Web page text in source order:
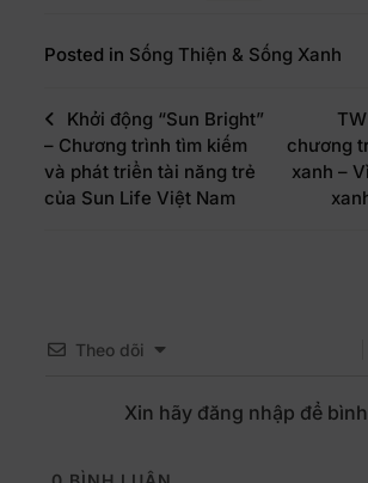
Posted in Sống Thiện & Sống Xanh
Khởi động “Sun Bright”
– Chương trình tìm kiếm
và phát triển tài năng trẻ
của Sun Life Việt Nam
chương
xanh –
Theo dõi
Xin hãy đăng nhập để